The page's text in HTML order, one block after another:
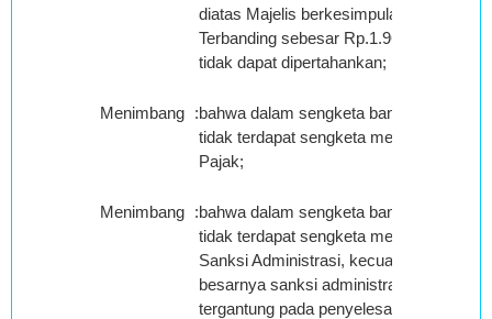
diatas Majelis berkesimpulan Koreksi
Terbanding sebesar Rp.1.963.500,00
tidak dapat dipertahankan;
Menimbang :bahwa dalam sengketa banding ini
tidak terdapat sengketa mengenai Tarif
Pajak;
Menimbang :bahwa dalam sengketa banding ini
tidak terdapat sengketa mengenai
Sanksi Administrasi, kecuali bahwa
besarnya sanksi administrasi
tergantung pada penyelesaian